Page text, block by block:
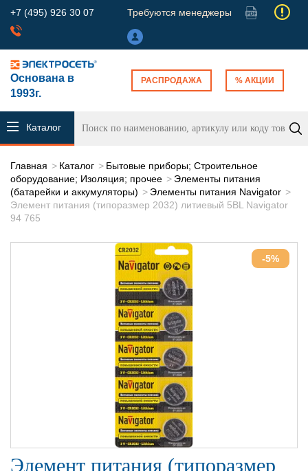
+7 (495) 926 30 07 Требуются менеджеры
Основана в
1993г.
РАСПРОДАЖА % АКЦИИ
Каталог
Главная Каталог
Бытовые приборы; Строительное
оборудование; Изоляция; прочее
Элементы питания
(батарейки и аккумуляторы)
Элементы питания Navigator
Элемент питания (типоразмер 2032) литиевый 5BL Navigator
94 765
-5%
Элемент питания (типоразмер